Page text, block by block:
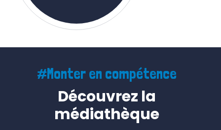
#Monter en compétence
Découvrez la
médiathèque